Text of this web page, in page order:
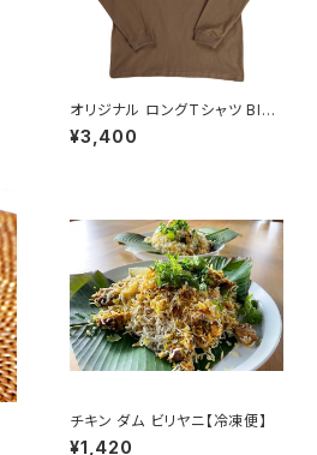
オリジナル ロングTシャツ BIRI
YANI READY【常温便】
¥3,400
チキン ダム ビリヤニ【冷凍便】
¥1,420